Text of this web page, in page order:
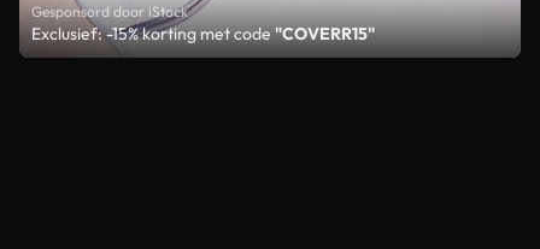
Gesponsord door iStock
Exclusief: -15% korting met code"COVERR15"